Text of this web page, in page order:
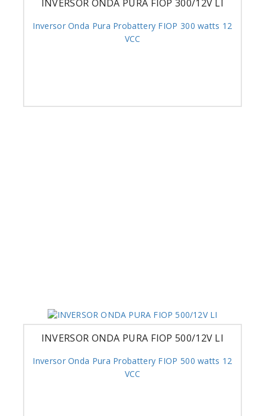
INVERSOR ONDA PURA FIOP 300/12V LI
Inversor Onda Pura Probattery FIOP 300 watts 12
VCC
INVERSOR ONDA PURA FIOP 500/12V LI
Inversor Onda Pura Probattery FIOP 500 watts 12
VCC